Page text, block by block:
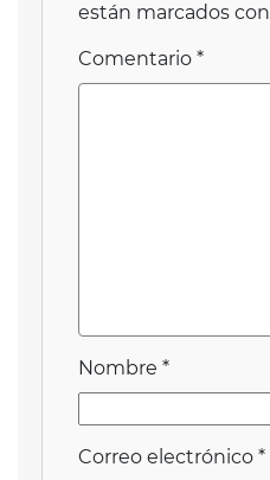
están marcados con
Comentario *
Nombre *
Correo electrónico *